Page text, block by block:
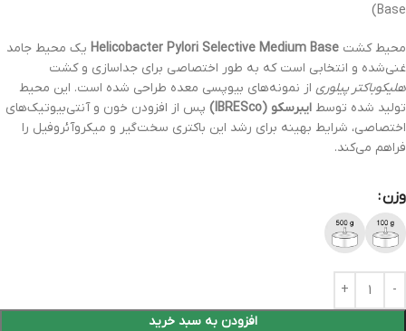
Base)
محیط کشت Helicobacter Pylori Selective Medium Base یک محیط جامد
غنی‌شده و انتخابی است که به طور اختصاصی برای جداسازی و کشت
هلیکوباکتر پیلوری از نمونه‌های بیوپسی معده طراحی شده است. این محیط
تولید شده توسط ایبرسکو (IBRESco)
پس از افزودن خون و آنتی‌بیوتیک‌های
اختصاصی، شرایط بهینه برای رشد این باکتری سخت‌گیر و میکروآئروفیل را
فراهم می‌کند.
وزن
افزودن به سبد خرید